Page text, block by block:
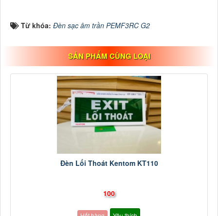
Từ khóa: Đèn sạc âm trần PEMF3RC G2
SẢN PHẨM CÙNG LOẠI
Đèn Lối Thoát Kentom KT110
100